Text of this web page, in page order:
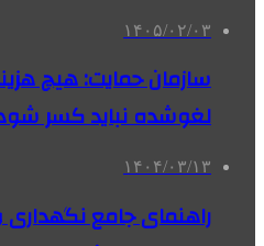
۱۴۰۵/۰۲/۰۳
سازمان حمایت: هیچ
لغوشده نباید کسر
۱۴۰۴/۰۳/۱۳
راهنمای جامع نگهداری